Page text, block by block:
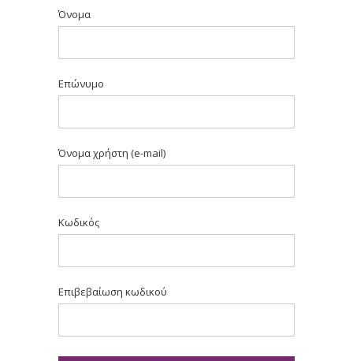
Όνομα
Επώνυμο
Όνομα χρήστη (e-mail)
Κωδικός
Επιβεβαίωση κωδικού